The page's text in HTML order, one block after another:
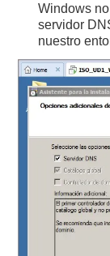
Windows
servidor
nuestro